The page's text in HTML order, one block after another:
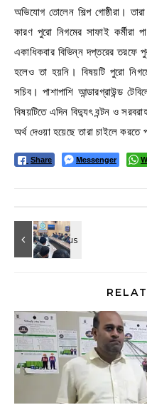
অভিযোগ তোলেন শিল্প গোষ্ঠীরা।
কারণ পুরো নিগমের সাফাই কর্মীরা
একাধিকবার বিভিন্ন দপ্তরের তরফে
হলেও তা হয়নি। বিষয়টি পুরো
সচিব। পাশাপাশি আন্ডারগ্রাউন্ড
বিষয়টিতে এদিন বিদ্যুৎ বন্টন ও
অর্থ দেওয়া হয়েছে তারা চাইলে করতে
Share Messenger